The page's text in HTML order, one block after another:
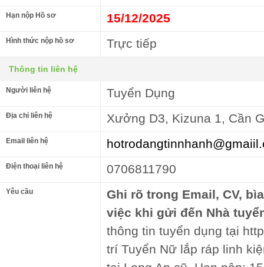
Hạn nộp Hồ sơ 15/12/2025
Hình thức nộp hồ sơ Trực tiếp
Thông tin liên hệ
Người liên hệ Tuyển Dụng
Địa chỉ liên hệ Xưởng D3, Kizuna 1, Cần
Email liên hệ
Điện thoại liên hệ 0706811790
Yêu cầu
Ghi rõ trong Email, CV,
việc khi gửi đến Nhà
thông tin tuyển dụng tại
trí Tuyển Nữ lắp ráp linh